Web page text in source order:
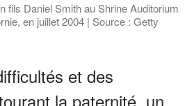
fils Daniel Smith au Shrine Auditorium
en juillet 2004 | Source : Getty
et des
la paternité, un